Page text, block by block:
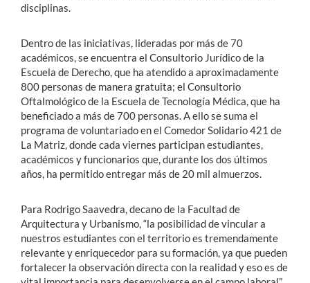
disciplinas.
Dentro de las iniciativas, lideradas por más de 70
académicos, se encuentra el Consultorio Jurídico de la
Escuela de Derecho, que ha atendido a aproximadamente
800 personas de manera gratuita; el Consultorio
Oftalmológico de la Escuela de Tecnología Médica, que ha
beneficiado a más de 700 personas. A ello se suma el
programa de voluntariado en el Comedor Solidario 421 de
La Matriz, donde cada viernes participan estudiantes,
académicos y funcionarios que, durante los dos últimos
años, ha permitido entregar más de 20 mil almuerzos.
Para Rodrigo Saavedra, decano de la Facultad de
Arquitectura y Urbanismo, “la posibilidad de vincular a
nuestros estudiantes con el territorio es tremendamente
relevante y enriquecedor para su formación, ya que pueden
fortalecer la observación directa con la realidad y eso es de